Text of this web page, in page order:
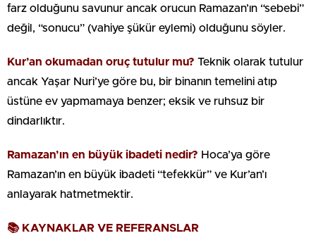
farz olduğunu savunur ancak orucun Ramazan’ın “sebebi”
değil, “sonucu” (vahiye şükür eylemi) olduğunu söyler.
Kur’an okumadan oruç tutulur mu? Teknik olarak tutulur
ancak Yaşar Nuri’ye göre bu, bir binanın temelini atıp
üstüne ev yapmamaya benzer; eksik ve ruhsuz bir
dindarlıktır.
Ramazan’ın en büyük ibadeti nedir? Hoca’ya göre
Ramazan’ın en büyük ibadeti “tefekkür” ve Kur’an’ı
anlayarak hatmetmektir.
📚 KAYNAKLAR VE REFERANSLAR